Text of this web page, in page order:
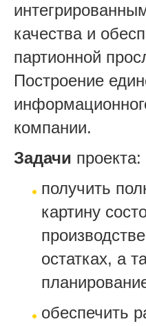
качества и
партионной
Построение
компании.
Задачи проекта:
получить
картину
остатках, а
обеспечить